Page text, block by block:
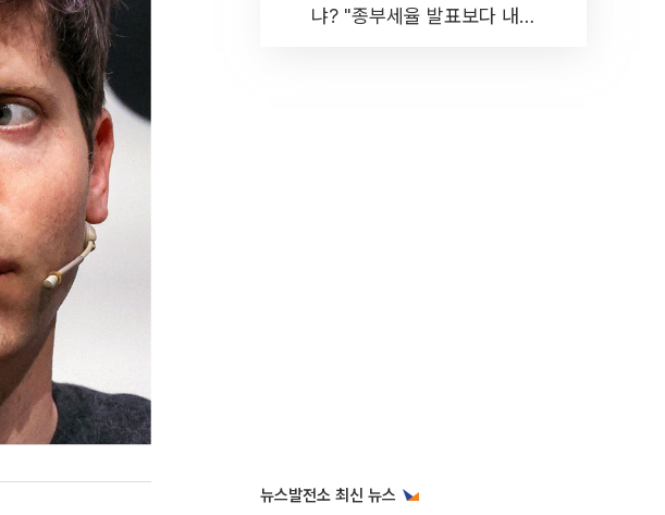
냐? "종부세율 발표보다 내릴
뉴스발전소 최신 뉴스